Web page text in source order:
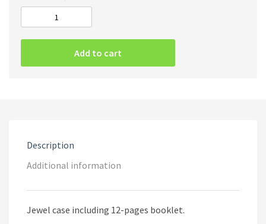
Ondfødt
Österbottniska
M​
Add to cart
Description
Additional information
Jewel case including 12-pages booklet.